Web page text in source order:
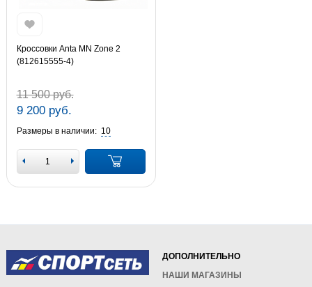
Кроссовки Anta MN Zone 2
(812615555-4)
11 500 руб.
9 200 руб.
Размеры в наличии: 10
ДОПОЛНИТЕЛЬНО
НАШИ МАГАЗИНЫ